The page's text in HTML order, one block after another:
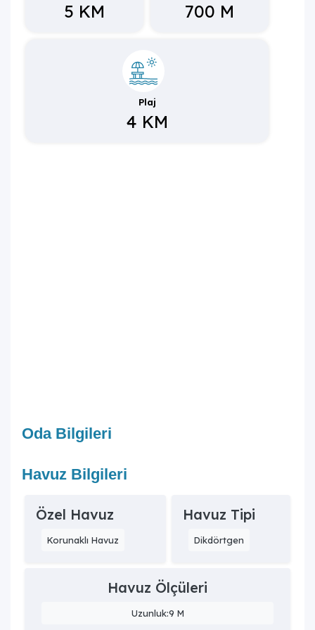
5 KM 700 M
Plaj
4 KM
Oda Bilgileri
Havuz Bilgileri
Özel Havuz
Korunaklı Havuz
Havuz Tipi
Dikdörtgen
Havuz Ölçüleri
Uzunluk:9 M